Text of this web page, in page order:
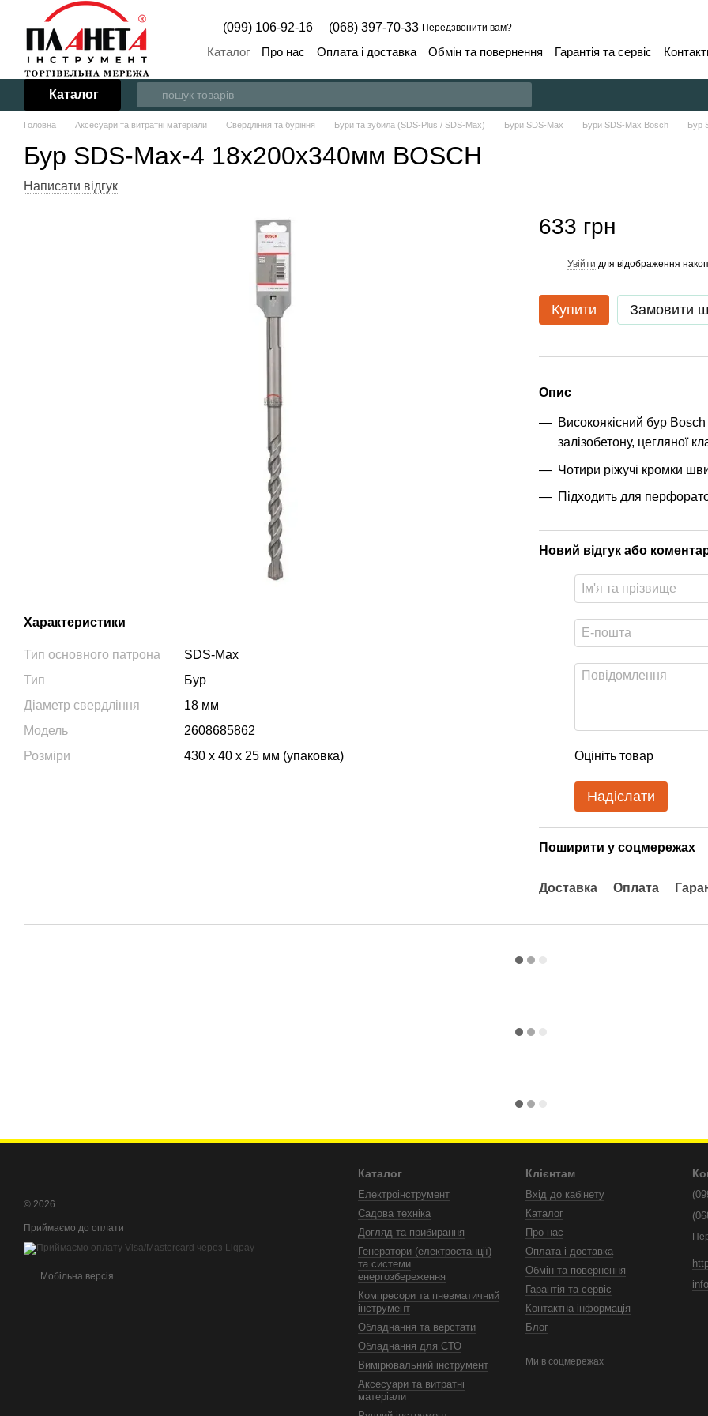
Перейти до основного контенту
(099) 106-92-16 (068) 397-70-33 Передзвонити вам?
Каталог Про нас Оплата і доставка Обмін та повернення Гарантія та сервіс
Каталог
Головна Аксесуари та витратні матеріали Свердління та буріння Бури та зубила (SDS-Plus / SDS-Max) Бури SDS-Max Бури SDS-Max Bosch Бур
Бур SDS-Max-4 18x200x340мм BOSCH
Написати відгук
Характеристики
Тип основного патрона
SDS-Max
Тип
Бур
Діаметр свердління
18 мм
Модель
2608685862
Розміри
430 x 40 x 25 мм (упаковка)
633 грн
Увійти для відображення
Купити Замовити
Опис
Високоякісний бур
залізобетону, цегляної
Чотири ріжучі кромки
Підходить для
Новий відгук або
Оцініть товар
Надіслати
Поширити у соцмережах
Доставка Оплата
© 2026
Приймаємо до оплати
Мобільна версія
Каталог
Електроінструмент
Садова техніка
Догляд та прибирання
Генератори (електростанції)
та системи
енергозбереження
Компресори та пневматичний
інструмент
Обладнання та верстати
Обладнання для СТО
Вимірювальний інструмент
Аксесуари та витратні
матеріали
Клієнтам
Вхід до кабінету
Каталог
Про нас
Оплата і доставка
Обмін та повернення
Гарантія та сервіс
Контактна інформація
Блог
Ми в соцмережах